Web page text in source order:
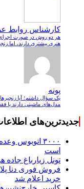
کارشناس روابط
هر دو روش در صورت
هنری بیشتری دارند، اما
پونه
یک سؤال داشتم؛ آیا
مدل‌های ماشینی دارند یا
جدیدترین‌های
۳۰۰۰ اتوبوس
است
تونل زیارباغ
فروش فوری دنا
خرید اعلام شد